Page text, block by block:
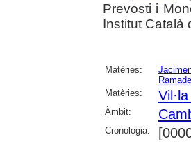
Prevosti i
Institut Català
Matèries:
Matèries:
Àmbit:
Cronologia: